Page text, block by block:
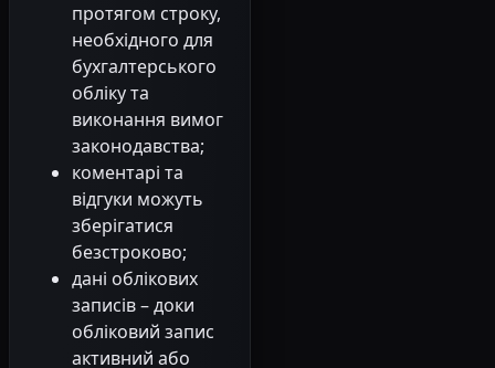
протягом строку,
необхідного для
бухгалтерського
обліку та
виконання вимог
законодавства;
коментарі та
відгуки можуть
зберігатися
безстроково;
дані облікових
записів – доки
обліковий запис
активний або